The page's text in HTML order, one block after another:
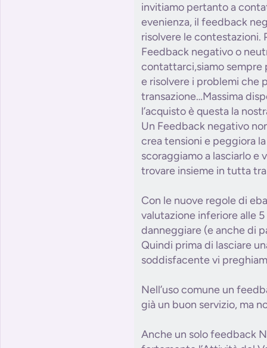
invitiamo pertanto a
evenienza, il feedback
risolvere le contestazioni.
Feedback negativo o
contattarci,siamo sempre
e risolvere i problemi che
transazione…Massima
l’acquisto è questa la
Un Feedback negativo
crea tensioni e peggiora
scoraggiamo a lasciarlo e
trovare insieme in tutta
Con le nuove regole di
valutazione inferiore alle
danneggiare (e anche di
Quindi prima di lasciare
soddisfacente vi
Nell’uso comune un
già un buon servizio, ma
Anche un solo feedback